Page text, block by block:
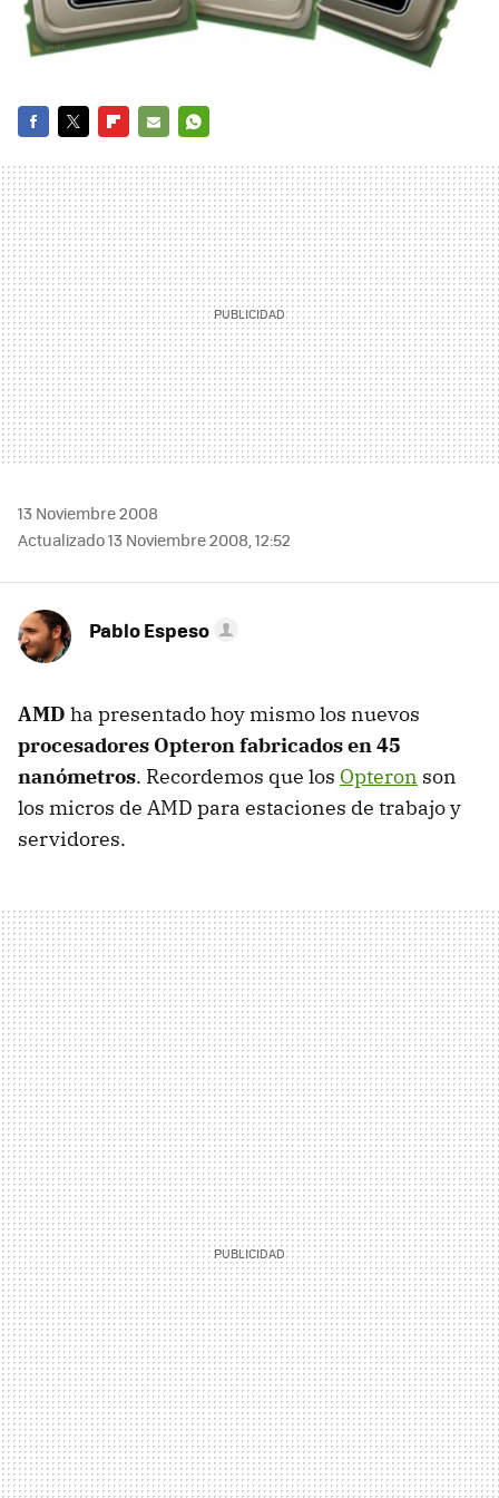
MAIL
13 Noviembre 2008
Actualizado 13 Noviembre 2008, 12:52
Pablo Espeso
AMD ha presentado hoy mismo los nuevos
procesadores Opteron fabricados en 45
nanómetros. Recordemos que los Opteron son
los micros de AMD para estaciones de trabajo y
servidores.